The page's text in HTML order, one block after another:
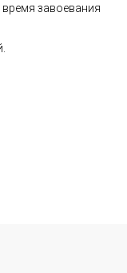
завоевания